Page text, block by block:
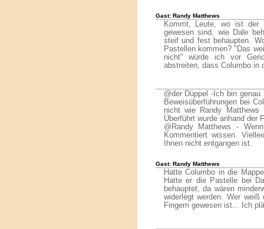
Gast: Randy Matthews
Kommt, Leute, wo ist der
gewesen sind, wie Dale
steif und fest behaupten.
Pastellen kommen? "Das
nicht" würde ich vor
abstreiten, dass Columbo in
@der Düppel -Ich bin
Beweisüberführungen bei
nicht wie Randy
Überführt wurde anhand der
@Randy Matthews -
Kommentiert wissen.
Ihnen nicht entgangen ist.
Gast: Randy Matthews
Hatte Columbo in die
Hatte er die Pastelle bei
behauptet, da wären
widerlegt werden. Wer
Fingern gewesen ist... Ich